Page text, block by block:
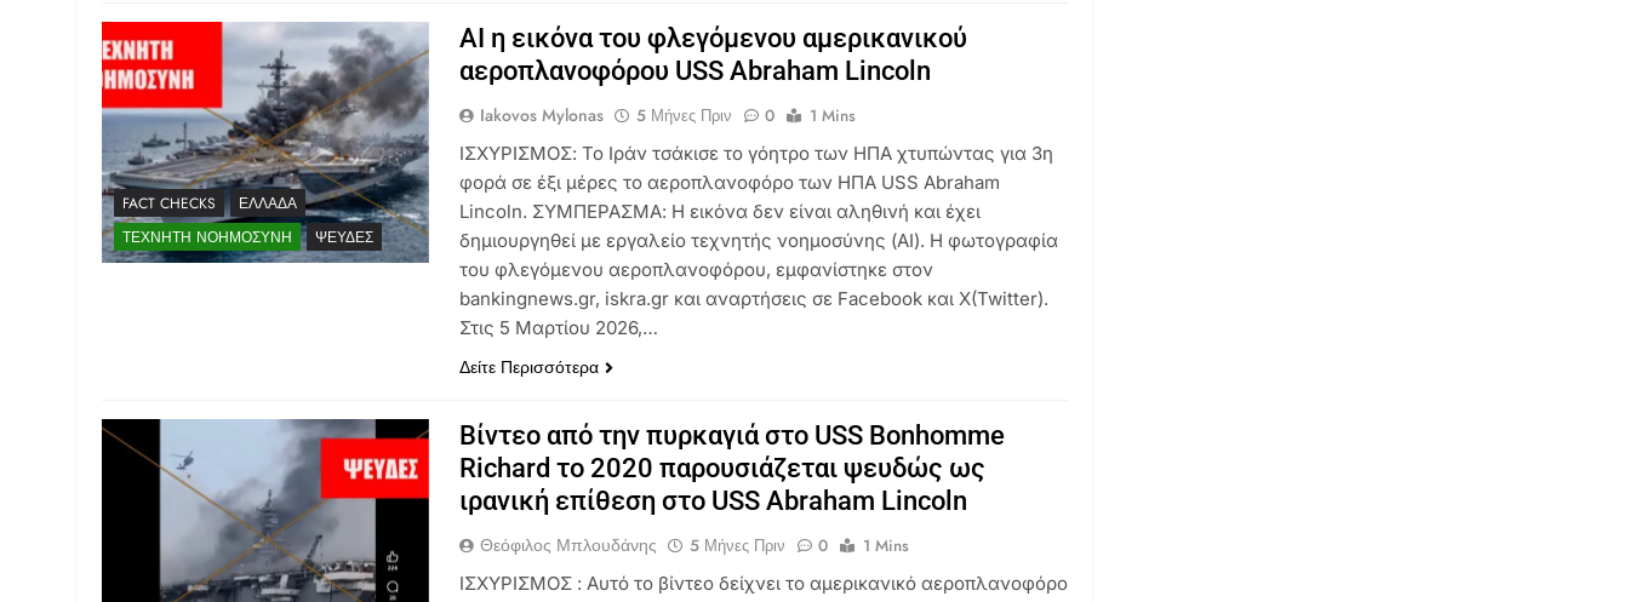
FACT CHECKS
ΕΛΛΆΔΑ
ΤΕΧΝΗΤΉ ΝΟΗΜΟΣΎΝΗ
ΨΕΥΔΈΣ
AI η εικόνα του φλεγόμενου αμερικανικού
αεροπλανοφόρου USS Abraham Lincoln
Iakovos Mylonas 5 Μήνες Πριν 0
1 Mins
ΙΣΧΥΡΙΣΜΟΣ: Το Ιράν τσάκισε το γόητρο των ΗΠΑ χτυπώντας για 3η
φορά σε έξι μέρες το αεροπλανοφόρο των ΗΠΑ USS Abraham
Lincoln. ΣΥΜΠΕΡΑΣΜΑ: Η εικόνα δεν είναι αληθινή και έχει
δημιουργηθεί με εργαλείο τεχνητής νοημοσύνης (AI). Η φωτογραφία
του φλεγόμενου αεροπλανοφόρου, εμφανίστηκε στον
bankingnews.gr, iskra.gr και αναρτήσεις σε Facebook και X(Twitter).
Στις 5 Μαρτίου 2026,…
Δείτε Περισσότερα
Βίντεο από την πυρκαγιά στο USS Bonhomme
Richard το 2020 παρουσιάζεται ψευδώς ως
ιρανική επίθεση στο USS Abraham Lincoln
Θεόφιλος Μπλουδάνης 5 Μήνες Πριν 0
1 Mins
ΙΣΧΥΡΙΣΜΟΣ : Αυτό το βίντεο δείχνει το αμερικανικό αεροπλανοφόρο